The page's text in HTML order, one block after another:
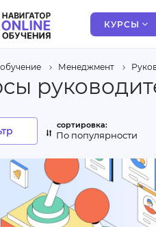
КУРСЫ
Менеджмент
По популярности